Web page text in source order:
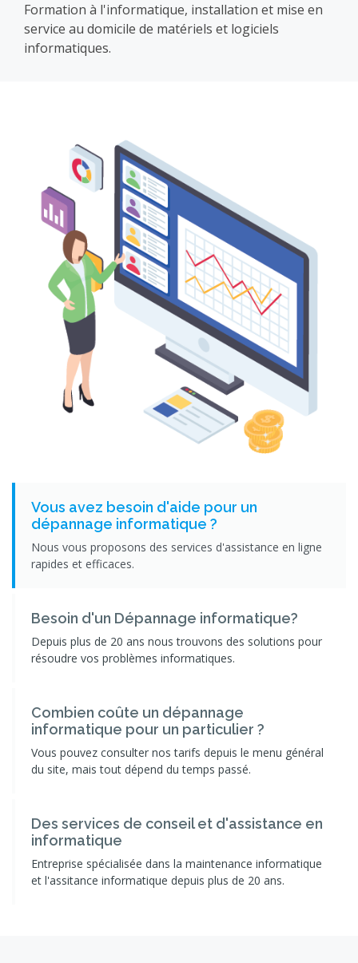
Formation à l'informatique, installation et mise en
service au domicile de matériels et logiciels
informatiques.
Vous avez besoin d'aide pour un
dépannage informatique ?
Nous vous proposons des services d'assistance en ligne
rapides et efficaces.
Besoin d'un Dépannage informatique?
Depuis plus de 20 ans nous trouvons des solutions pour
résoudre vos problèmes informatiques.
Combien coûte un dépannage
informatique pour un particulier ?
Vous pouvez consulter nos tarifs depuis le menu général
du site, mais tout dépend du temps passé.
Des services de conseil et d'assistance en
informatique
Entreprise spécialisée dans la maintenance informatique
et l'assitance informatique depuis plus de 20 ans.